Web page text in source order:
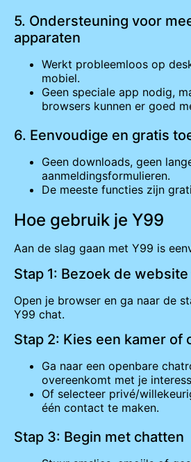
5. Ondersteuning voor
apparaten
Werkt probleemloos op
mobiel.
Geen speciale app nodig,
browsers kunnen er goed
6. Eenvoudige en gratis
Geen downloads, geen
aanmeldingsformulieren.
De meeste functies zijn
Hoe gebruik je Y99
Aan de slag gaan met Y99 is
Stap 1: Bezoek de
Open je browser en ga naar de
Y99 chat.
Stap 2: Kies een kamer of
Ga naar een openbare
overeenkomt met je
Of selecteer privé/
één contact te maken.
Stap 3: Begin met chatten